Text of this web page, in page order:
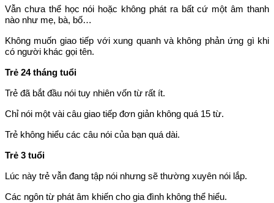
Vẫn chưa thể học nói hoặc không phát ra bất cứ một âm thanh
nào như mẹ, bà, bố…
Không muốn giao tiếp với xung quanh và không phản ứng gì khi
có người khác gọi tên.
Trẻ 24 tháng tuổi
Trẻ đã bắt đầu nói tuy nhiên vốn từ rất ít.
Chỉ nói một vài câu giao tiếp đơn giản không quá 15 từ.
Trẻ không hiểu các câu nói của bạn quá dài.
Trẻ 3 tuổi
Lúc này trẻ vẫn đang tập nói nhưng sẽ thường xuyên nói lắp.
Các ngôn từ phát âm khiến cho gia đình không thể hiểu.